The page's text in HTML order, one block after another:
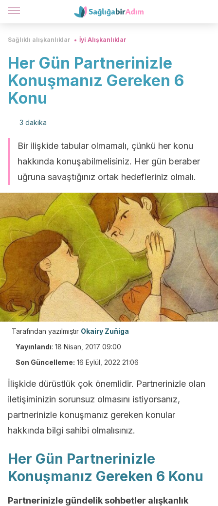
Sağlıklı alışkanlıklar İyi Alışkanlıklar
Her Gün Partnerinizle
Konuşmanız Gereken 6
Konu
3 dakika
Bir ilişkide tabular olmamalı, çünkü her konu
hakkında konuşabilmelisiniz. Her gün beraber
uğruna savaştığınız ortak hedefleriniz olmalı.
Tarafından yazılmıştır Okairy Zuñiga
Yayınlandı: 18 Nisan, 2017 09:00
Son Güncelleme: 16 Eylül, 2022 21:06
İlişkide dürüstlük çok önemlidir. Partnerinizle olan
iletişiminizin sorunsuz olmasını istiyorsanız,
partnerinizle konuşmanız gereken konular
hakkında bilgi sahibi olmalısınız.
Her Gün Partnerinizle
Konuşmanız Gereken 6 Konu
Partnerinizle gündelik sohbetler alışkanlık